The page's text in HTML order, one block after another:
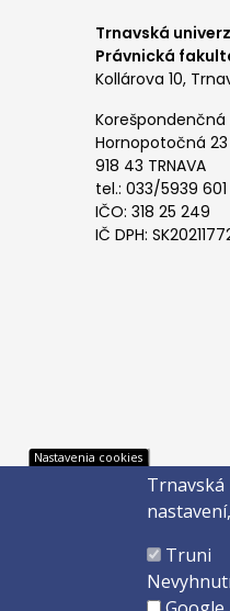
Trnavská
Právnická
Kollárova 10,
Korešpondenčná
Hornopotočná 23
918 43 TRNAVA
tel.: 033/5939 601
IČO: 318 25 249
IČ DPH:
Nastavenia cookies
Trnavská
Truni